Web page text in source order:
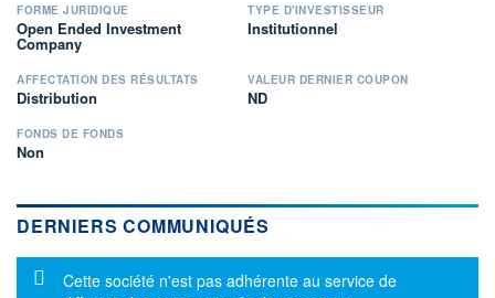
FORME JURIDIQUE
Open Ended Investment
Company
TYPE D'INVESTISSEUR
Institutionnel
AFFECTATION DES RÉSULTATS
Distribution
VALEUR DERNIER COUPON
ND
FONDS DE FONDS
Non
DERNIERS COMMUNIQUÉS
Message d'information
Cette société n'est pas adhérente au service de